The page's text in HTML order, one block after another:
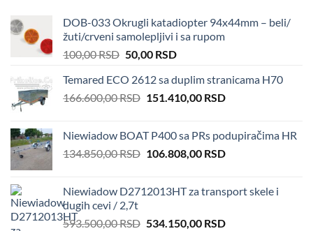
DOB-033 Okrugli katadiopter 94x44mm – beli/
žuti/crveni samolepljivi i sa rupom
100,00RSD Original
was:
100,00 RSD.
50,00 RSDCurrent
is:
50,00 RSD.
Temared ECO 2612 sa duplim stranicama H70
166.600,00RSD Original
166.600,00 RSD.
151.410,00 RSDCurrent
151.410,00 RSD.
Niewiadow BOAT P400 sa PRs podupiračima HR
134.850,00RSD Original
134.850,00 RSD.
106.808,00 RSDCurrent
106.808,00 RSD.
Niewiadow D2712013HT za transport skele i
dugih cevi / 2,7t
593.500,00RSD Original
534.150,00 RSDCurrent